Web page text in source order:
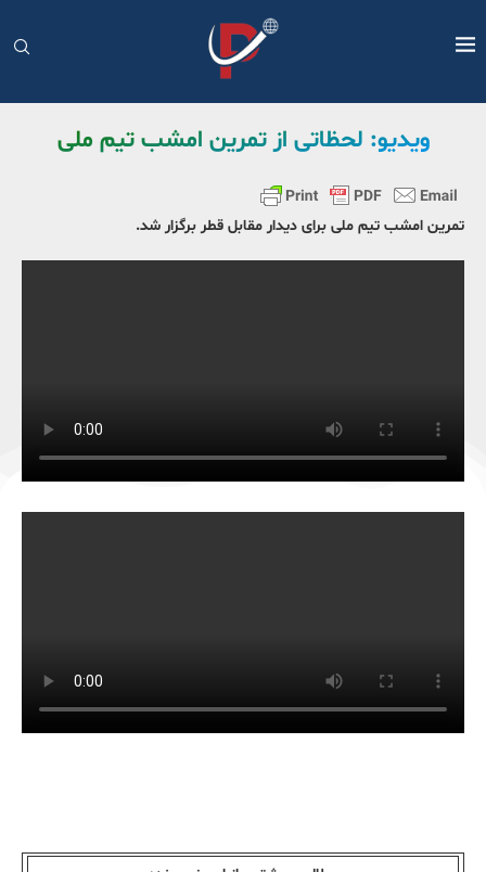
ویدیو: لحظاتی از تمرین امشب تیم ملی
تمرین امشب تیم ملی برای دیدار مقابل قطر برگزار شد.